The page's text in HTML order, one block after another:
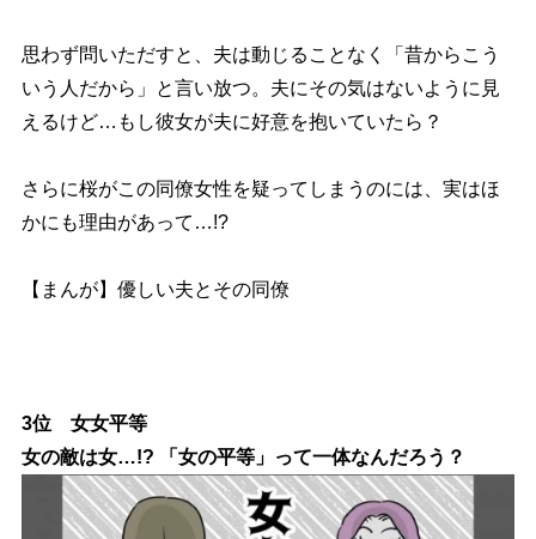
思わず問いただすと、夫は動じることなく「昔からこう
いう人だから」と言い放つ。夫にその気はないように見
えるけど…もし彼女が夫に好意を抱いていたら？
さらに桜がこの同僚女性を疑ってしまうのには、実はほ
かにも理由があって…!?
【まんが】優しい夫とその同僚
3位 女女平等
女の敵は女…!? 「女の平等」って一体なんだろう？